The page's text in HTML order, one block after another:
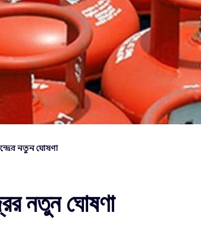
নতুন ঘোষণা
নতুন ঘোষণা